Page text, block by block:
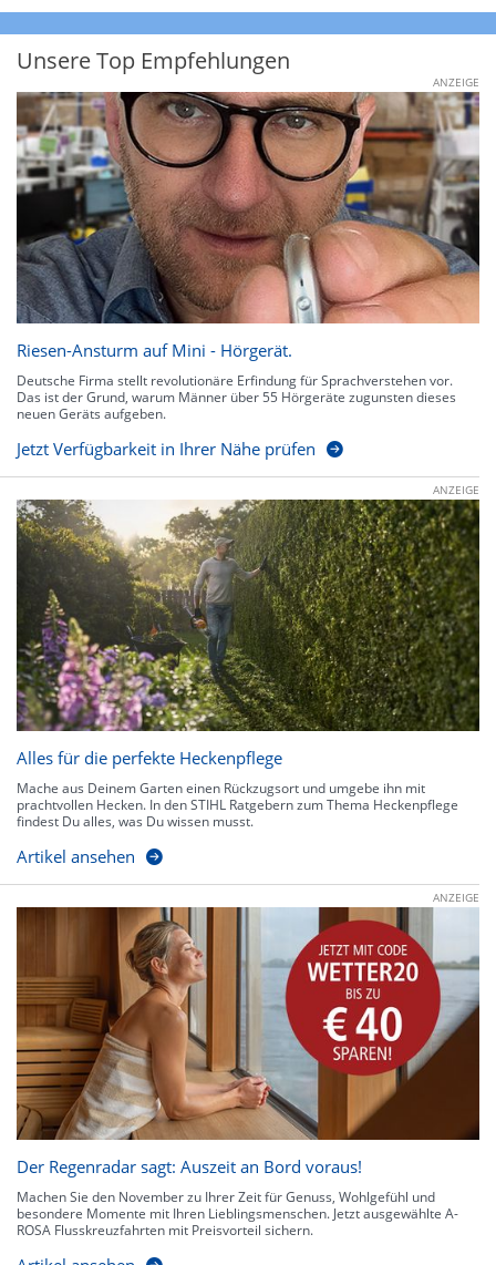
Unsere Top Empfehlungen
ANZEIGE
Riesen-Ansturm auf Mini - Hörgerät.
Deutsche Firma stellt revolutionäre Erfindung für Sprachverstehen vor.
Das ist der Grund, warum Männer über 55 Hörgeräte zugunsten dieses
neuen Geräts aufgeben.
Jetzt Verfügbarkeit in Ihrer Nähe prüfen
ANZEIGE
Alles für die perfekte Heckenpflege
Mache aus Deinem Garten einen Rückzugsort und umgebe ihn mit
prachtvollen Hecken. In den STIHL Ratgebern zum Thema Heckenpflege
findest Du alles, was Du wissen musst.
Artikel ansehen
ANZEIGE
Der Regenradar sagt: Auszeit an Bord voraus!
Machen Sie den November zu Ihrer Zeit für Genuss, Wohlgefühl und
besondere Momente mit Ihren Lieblingsmenschen. Jetzt ausgewählte A-
ROSA Flusskreuzfahrten mit Preisvorteil sichern.